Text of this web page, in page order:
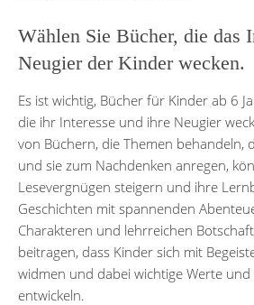
Wählen Sie Bücher, die das
Neugier der Kinder wecken.
Es ist wichtig, Bücher für Kinder ab 6
die ihr Interesse und ihre Neugier
von Büchern, die Themen behandeln,
und sie zum Nachdenken anregen,
Lesevergnügen steigern und ihre
Geschichten mit spannenden
Charakteren und lehrreichen
beitragen, dass Kinder sich mit
widmen und dabei wichtige Werte und
entwickeln.